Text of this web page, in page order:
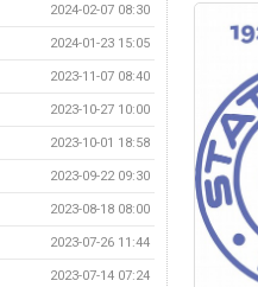
2024-02-07 08:30
2024-01-23 15:05
2023-11-07 08:40
2023-10-27 10:00
2023-10-01 18:58
2023-09-22 09:30
2023-08-18 08:00
2023-07-26 11:44
2023-07-14 07:24